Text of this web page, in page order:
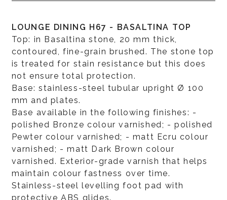
LOUNGE DINING H67 - BASALTINA TOP
Top: in Basaltina stone, 20 mm thick,
contoured, fine-grain brushed. The stone top
is treated for stain resistance but this does
not ensure total protection.
Base: stainless-steel tubular upright Ø 100
mm and plates.
Base available in the following finishes: -
polished Bronze colour varnished; - polished
Pewter colour varnished; - matt Ecru colour
varnished; - matt Dark Brown colour
varnished. Exterior-grade varnish that helps
maintain colour fastness over time.
Stainless-steel levelling foot pad with
protective ABS glides.